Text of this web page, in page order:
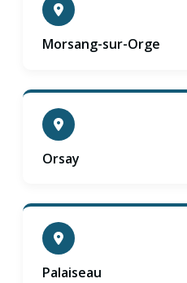
Morsang-sur-Orge
Orsay
Palaiseau